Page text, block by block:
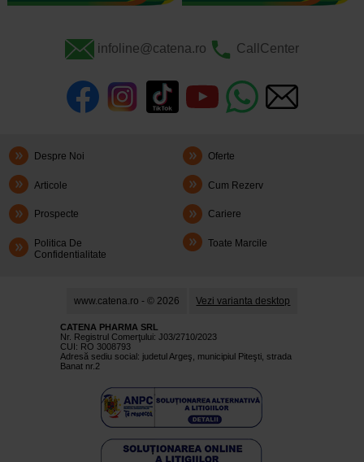
infoline@catena.ro CallCenter
Despre Noi Oferte
Articole Cum Rezerv
Prospecte Cariere
Politica De
Confidentialitate
Toate Marcile
www.catena.ro - © 2026 Vezi varianta desktop
CATENA PHARMA SRL
Nr. Registrul Comerţului: J03/2710/2023
CUI: RO 3008793
Adresă sediu social: judetul Argeş, municipiul Piteşti, strada
Banat nr.2